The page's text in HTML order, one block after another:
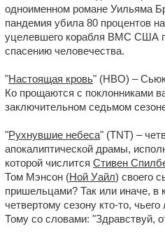
одноименном романе Уильяма
пандемия убила 80 процентов
уцелевшего корабля ВМС США
спасению человечества.
"Настоящая кровь" (HBO) –
Ко прощаются с поклонниками
заключительном седьмом
"Рухнувшие небеса" (TNT) –
апокалиптической драмы,
которой числится Стивен
Том Мэнсон (Ной Уайл) своего
пришельцами? Так или иначе, в
четвертому сезону кто-то,
Тому со словами: "Здравствуй,